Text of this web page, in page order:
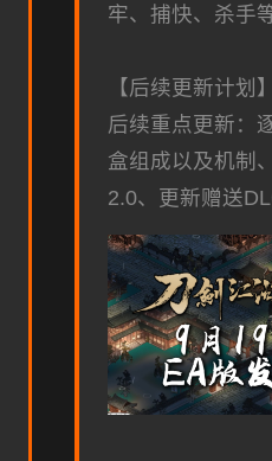
牢、捕快、杀手
【后续更新计划】
后续重点更新：
盒组成以及机制
2.0、更新赠送